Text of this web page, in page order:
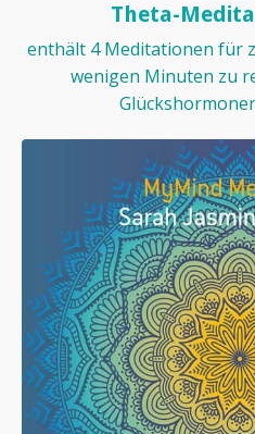
Theta-
enthält 4 Meditationen für
wenigen Minuten zu